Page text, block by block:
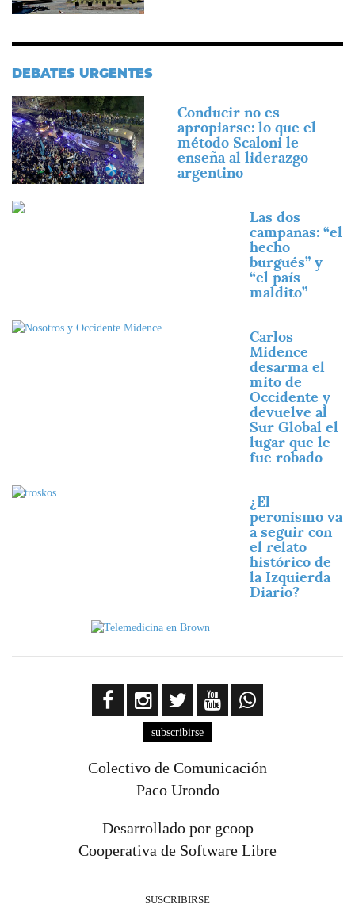
DEBATES URGENTES
Imagen
Conducir no es
apropiarse: lo que el
método Scaloni le
enseña al liderazgo
argentino
Imagen
Las dos
campanas: “el
hecho
burgués” y
“el país
maldito”
Imagen
Carlos
Midence
desarma el
mito de
Occidente y
devuelve al
Sur Global el
lugar que le
fue robado
Imagen
¿El
peronismo va
a seguir con
el relato
histórico de
la Izquierda
Diario?
Imagen
Imagen
subscribirse
Colectivo de Comunicación
Paco Urondo
Desarrollado por gcoop
Cooperativa de Software Libre
SUSCRIBIRSE